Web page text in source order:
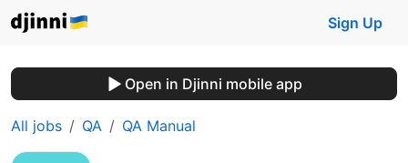
Sign Up
Open in Djinni mobile app
All jobs QA QA Manual